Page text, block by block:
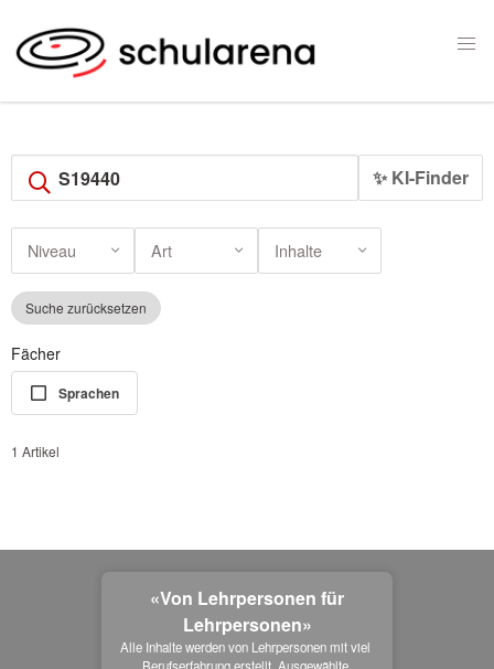
✨ KI-Finder
Niveau Art Inhalte
Suche zurücksetzen
Fächer
Sprachen
1 Artikel
«Von Lehrpersonen für
Lehrpersonen»
Alle Inhalte werden von Lehrpersonen mit viel